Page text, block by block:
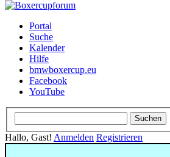
Portal
Suche
Kalender
Hilfe
bmwboxercup.eu
Facebook
YouTube
Hallo, Gast! Anmelden Registrieren